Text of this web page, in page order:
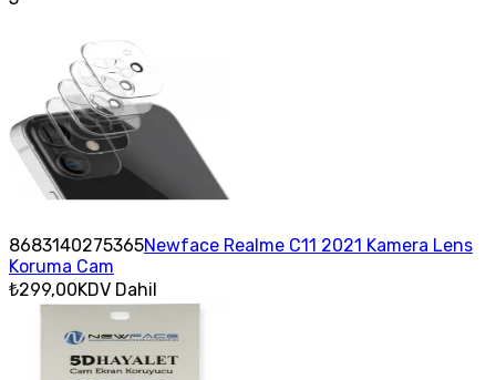
8683140275365Newface Realme C11 2021 Kamera Lens
Koruma Cam
₺299,00KDV Dahil